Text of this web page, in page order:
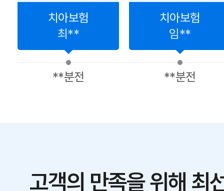
치아보험
최**
**분전
치아보험
임**
**분전
고객의 만족을 위해 최